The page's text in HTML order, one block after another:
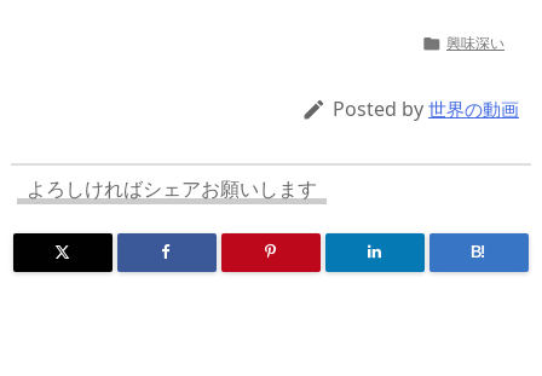
s o
n
ar
d
ro
p.
 興味深い
 Posted by 世界の動画
よろしければシェアお願いします
B!